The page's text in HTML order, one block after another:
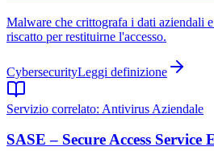
Malware che crittografa i dati aziendali
riscatto per restituirne l'accesso.
CybersecurityLeggi definizione
Servizio correlato: Antivirus Aziendale
SASE – Secure Access Service